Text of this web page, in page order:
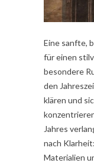
Eine sanfte,
für einen
besondere
den
klären und
Jahres
nach
Materialien